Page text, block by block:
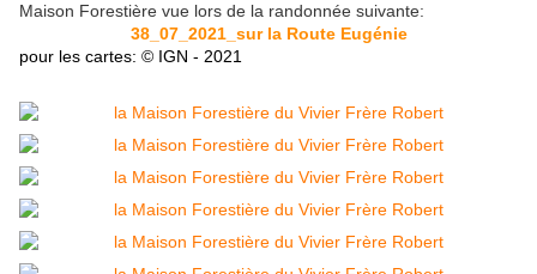
Maison Forestière vue lors de la randonnée suivante:
38_07_2021_sur la Route Eugénie
pour les cartes: © IGN - 2021